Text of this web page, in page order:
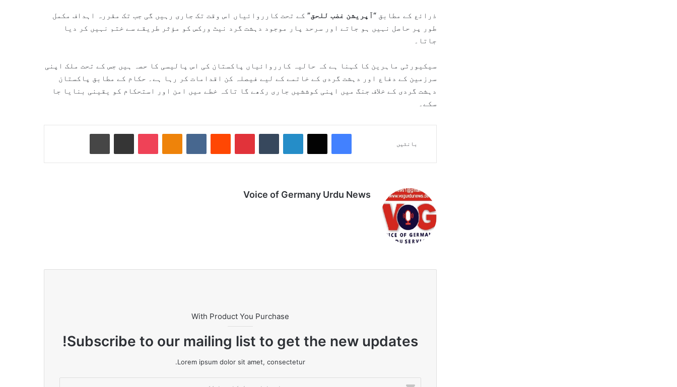
ذرائع کے مطابق “آپریشن غضب للحق” کے تحت کارروائیاں اس وقت تک جاری رہیں گی جب تک مقررہ اہداف مکمل
طور پر حاصل نہیں ہو جاتے اور سرحد پار موجود دہشت گرد نیٹ ورکس کو مؤثر طریقے سے ختم نہیں کر دیا
جاتا۔
سیکیورٹی ماہرین کا کہنا ہے کہ حالیہ کارروائیاں پاکستان کی اس پالیسی کا حصہ ہیں جس کے تحت ملک اپنی
سرزمین کے دفاع اور دہشت گردی کے خاتمے کے لیے فیصلہ کن اقدامات کر رہا ہے۔ حکام کے مطابق پاکستان
دہشت گردی کے خلاف جنگ میں اپنی کوششیں جاری رکھے گا تاکہ خطے میں امن اور استحکام کو یقینی بنایا جا
سکے۔
بانٹیں
X
LinkedIn
VKontakte ای میل کے ذریعے شیئر کریں
Voice of Germany Urdu News
With Product You Purchase
Subscribe to our mailing list to get the new updates!
Lorem ipsum dolor sit amet, consectetur.